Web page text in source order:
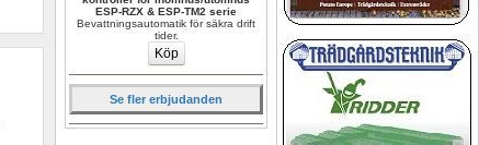
ESP-RZX & ESP-TM2 serie
Bevattningsautomatik för säkra drift
tider.
Se fler erbjudanden